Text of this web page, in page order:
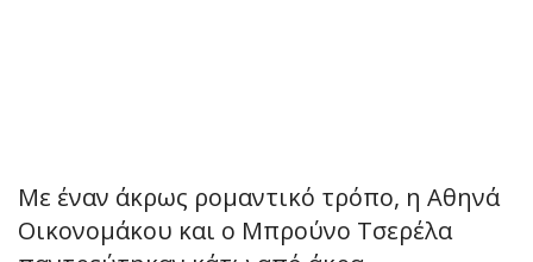
Με έναν άκρως ρομαντικό τρόπο, η Αθηνά
Οικονομάκου και ο Μπρούνο Τσερέλα